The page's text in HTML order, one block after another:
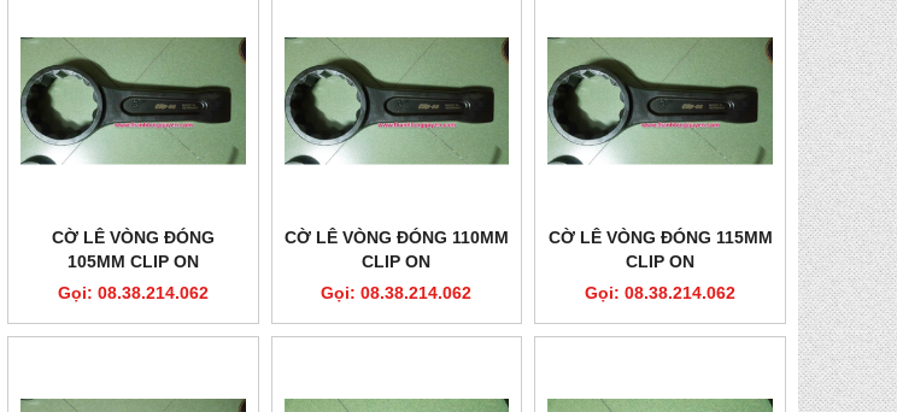
CỜ LÊ VÒNG ĐÓNG
105MM CLIP ON
Gọi: 08.38.214.062
CỜ LÊ VÒNG ĐÓNG 110MM
CLIP ON
Gọi: 08.38.214.062
CỜ LÊ VÒNG ĐÓNG 115MM
CLIP ON
Gọi: 08.38.214.062